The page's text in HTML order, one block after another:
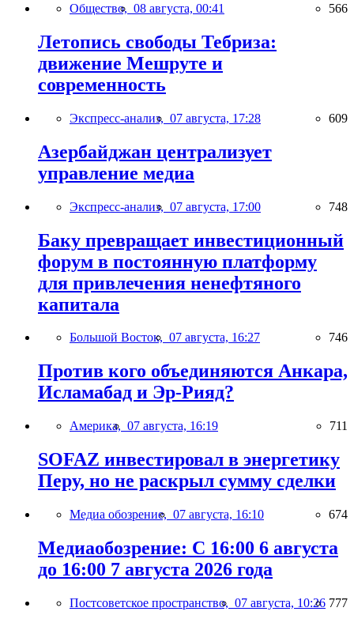
Общество, 08 августа, 00:41 566
Летопись свободы Тебриза:
движение Мешруте и
современность
Экспресс-анализ, 07 августа, 17:28 609
Азербайджан централизует
управление медиа
Экспресс-анализ, 07 августа, 17:00 748
Баку превращает инвестиционный
форум в постоянную платформу
для привлечения ненефтяного
капитала
Большой Восток, 07 августа, 16:27 746
Против кого объединяются Анкара,
Исламабад и Эр-Рияд?
Америка, 07 августа, 16:19 711
SOFAZ инвестировал в энергетику
Перу, но не раскрыл сумму сделки
Медиа обозрение, 07 августа, 16:10 674
Медиаобозрение: С 16:00 6 августа
до 16:00 7 августа 2026 года
Постсоветское пространство, 07 августа, 10:26 777